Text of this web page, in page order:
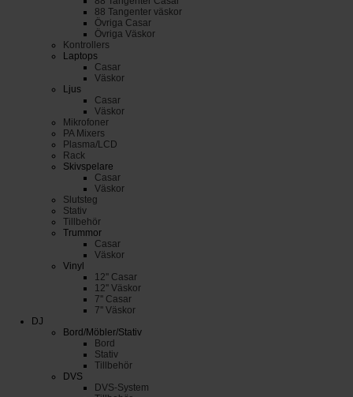
88 Tangenter väskor
Övriga Casar
Övriga Väskor
Kontrollers
Laptops
Casar
Väskor
Ljus
Casar
Väskor
Mikrofoner
PA Mixers
Plasma/LCD
Rack
Skivspelare
Casar
Väskor
Slutsteg
Stativ
Tillbehör
Trummor
Casar
Väskor
Vinyl
12'' Casar
12'' Väskor
7'' Casar
7'' Väskor
DJ
Bord/Möbler/Stativ
Bord
Stativ
Tillbehör
DVS
DVS-System